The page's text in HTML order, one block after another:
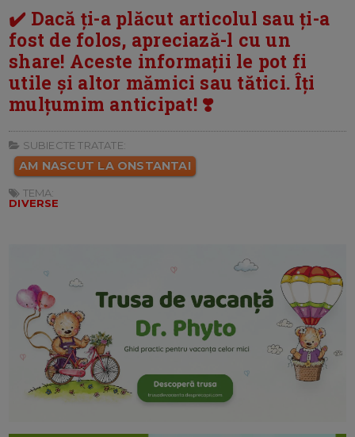
✔️ Dacă ți-a plăcut articolul sau ți-a
fost de folos, apreciază-l cu un
share! Aceste informații le pot fi
utile și altor mămici sau tătici. Îți
mulțumim anticipat! ❣️
SUBIECTE TRATATE:
AM NASCUT LA ONSTANTAI
TEMA:
DIVERSE